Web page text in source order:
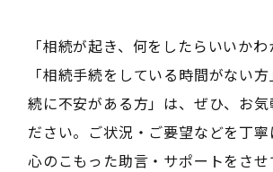
「相続が起き、何をしたらいいかわ
「相続手続をしている時間がない
続に不安がある方」は、ぜひ、お気
ださい。ご状況・ご要望などを丁寧
心のこもった助言・サポートをさ